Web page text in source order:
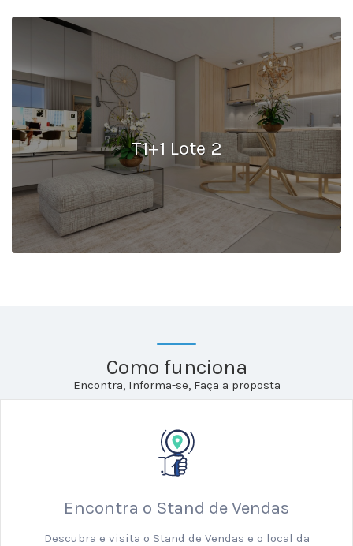
T1+1 Lote 2
Como funciona
Encontra, Informa-se, Faça a proposta
Encontra o Stand de Vendas
Descubra e visita o Stand de Vendas e o local da